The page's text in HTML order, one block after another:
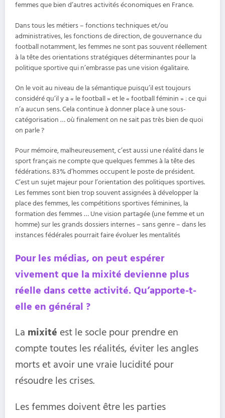
femmes que bien d’autres activités économiques en France.
Dans tous les métiers – fonctions techniques et/ou
administratives, les fonctions de direction, de gouvernance du
football notamment, les femmes ne sont pas souvent réellement
à la tête des orientations stratégiques déterminantes pour la
politique sportive qui n’embrasse pas une vision égalitaire.
On le voit au niveau de la sémantique puisqu’il est toujours
considéré qu’il y a « le football » et le « football féminin » : ce qui
n’a aucun sens. Cela continue à donner place à une sous-
catégorisation … où finalement on ne sait pas très bien de quoi
on parle ?
Pour mémoire, malheureusement, c’est aussi une réalité dans le
sport français ne compte que quelques femmes à la tête des
fédérations. 83% d’hommes occupent le poste de président.
C’est un sujet majeur pour l’orientation des politiques sportives.
Les femmes sont bien trop souvent assignées à développer la
place des femmes, les compétitions sportives féminines, la
formation des femmes … Une vision partagée (une femme et un
homme) sur les grands dossiers internes – sans genre – dans les
instances fédérales pourrait faire évoluer les mentalités
Pour les médias, on peut espérer
vivement que la mixité devienne plus
réelle dans cette activité. Qu’apporte-t-
elle en général ?
La mixité est le socle pour prendre en
compte toutes les réalités, éviter les angles
morts et avoir une vraie lucidité pour
résoudre les crises.
Les femmes doivent être les parties